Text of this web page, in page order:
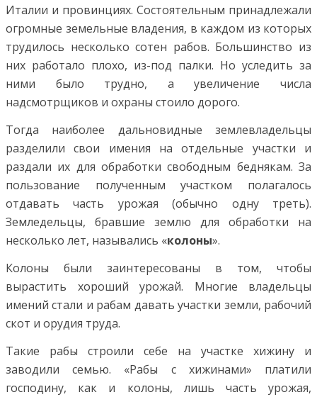
Италии и провинциях. Состоятельным принадлежали
огромные земельные владения, в каждом из которых
трудилось несколько сотен рабов. Большинство из
них работало плохо, из-под палки. Но уследить за
ними было трудно, а увеличение числа
надсмотрщиков и охраны стоило дорого.
Тогда наиболее дальновидные землевладельцы
разделили свои имения на отдельные участки и
раздали их для обработки свободным беднякам. За
пользование полученным участком полагалось
отдавать часть урожая (обычно одну треть).
Земледельцы, бравшие землю для обработки на
несколько лет, назывались «колоны».
Колоны были заинтересованы в том, чтобы
вырастить хороший урожай. Многие владельцы
имений стали и рабам давать участки земли, рабочий
скот и орудия труда.
Такие рабы строили себе на участке хижину и
заводили семью. «Рабы с хижинами» платили
господину, как и колоны, лишь часть урожая,